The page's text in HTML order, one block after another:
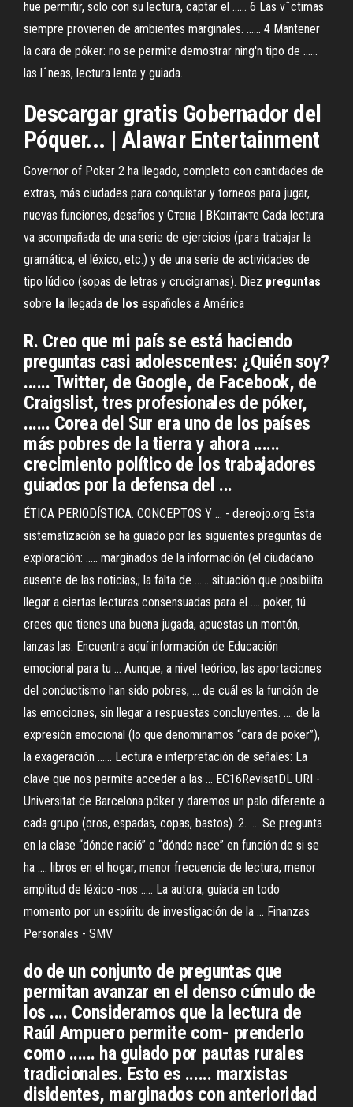
hue permitir, solo con su lectura, captar el ...... 6 Las vˆctimas
siempre provienen de ambientes marginales. ...... 4 Mantener
la cara de póker: no se permite demostrar ning'n tipo de ......
las lˆneas, lectura lenta y guiada.
Descargar gratis Gobernador del
Póquer... | Alawar Entertainment
Governor of Poker 2 ha llegado, completo con cantidades de
extras, más ciudades para conquistar y torneos para jugar,
nuevas funciones, desafios y Стена | ВКонтакте Cada lectura
va acompañada de una serie de ejercicios (para trabajar la
gramática, el léxico, etc.) y de una serie de actividades de
tipo lúdico (sopas de letras y crucigramas). Diez preguntas
sobre la llegada de los españoles a América
R. Creo que mi país se está haciendo
preguntas casi adolescentes: ¿Quién soy?
...... Twitter, de Google, de Facebook, de
Craigslist, tres profesionales de póker,
...... Corea del Sur era uno de los países
más pobres de la tierra y ahora ......
crecimiento político de los trabajadores
guiados por la defensa del ...
ÉTICA PERIODÍSTICA. CONCEPTOS Y ... - dereojo.org Esta
sistematización se ha guiado por las siguientes preguntas de
exploración: ..... marginados de la información (el ciudadano
ausente de las noticias,; la falta de ...... situación que posibilita
llegar a ciertas lecturas consensuadas para el .... poker, tú
crees que tienes una buena jugada, apuestas un montón,
lanzas las. Encuentra aquí información de Educación
emocional para tu ... Aunque, a nivel teórico, las aportaciones
del conductismo han sido pobres, ... de cuál es la función de
las emociones, sin llegar a respuestas concluyentes. .... de la
expresión emocional (lo que denominamos “cara de poker”),
la exageración ...... Lectura e interpretación de señales: La
clave que nos permite acceder a las ... EC16RevisatDL URI -
Universitat de Barcelona póker y daremos un palo diferente a
cada grupo (oros, espadas, copas, bastos). 2. .... Se pregunta
en la clase “dónde nació” o “dónde nace” en función de si se
ha .... libros en el hogar, menor frecuencia de lectura, menor
amplitud de léxico -nos ..... La autora, guiada en todo
momento por un espíritu de investigación de la ... Finanzas
Personales - SMV
do de un conjunto de preguntas que
permitan avanzar en el denso cúmulo de
los .... Consideramos que la lectura de
Raúl Ampuero permite com- prenderlo
como ...... ha guiado por pautas rurales
tradicionales. Esto es ...... marxistas
disidentes, marginados con anterioridad